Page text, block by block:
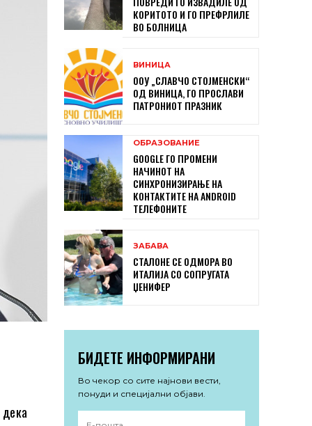
КОРИТОТО И ГО ПРЕФРЛИЛЕ
ВО БОЛНИЦА
ВИНИЦА
ООУ „СЛАВЧО СТОЈМЕНСКИ“
ОД ВИНИЦА, ГО ПРОСЛАВИ
ПАТРОНИОТ ПРАЗНИК
ОБРАЗОВАНИЕ
GOOGLE ГО ПРОМЕНИ
НАЧИНОТ НА
СИНХРОНИЗИРАЊЕ НА
КОНТАКТИТЕ НА ANDROID
ТЕЛЕФОНИТЕ
ЗАБАВА
СТАЛОНЕ СЕ ОДМОРА ВО
ИТАЛИЈА СО СОПРУГАТА
ЏЕНИФЕР
БИДЕТЕ ИНФОРМИРАНИ
Во чекор со сите најнови вести,
понуди и специјални објави.